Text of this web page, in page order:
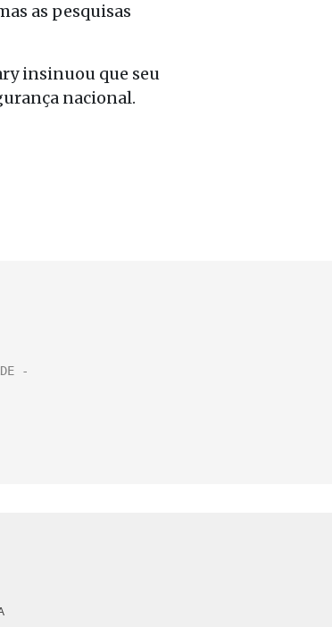
as pesquisas
insinuou que seu
nacional.